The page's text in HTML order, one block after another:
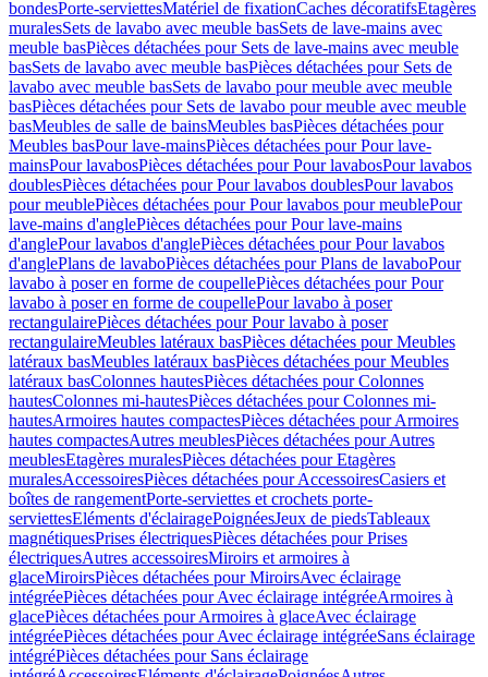
bondesPorte-serviettesMatériel de fixationCaches décoratifsEtagères
muralesSets de lavabo avec meuble basSets de lave-mains avec
meuble basPièces détachées pour Sets de lave-mains avec meuble
basSets de lavabo avec meuble basPièces détachées pour Sets de
lavabo avec meuble basSets de lavabo pour meuble avec meuble
basPièces détachées pour Sets de lavabo pour meuble avec meuble
basMeubles de salle de bainsMeubles basPièces détachées pour
Meubles basPour lave-mainsPièces détachées pour Pour lave-
mainsPour lavabosPièces détachées pour Pour lavabosPour lavabos
doublesPièces détachées pour Pour lavabos doublesPour lavabos
pour meublePièces détachées pour Pour lavabos pour meublePour
lave-mains d'anglePièces détachées pour Pour lave-mains
d'anglePour lavabos d'anglePièces détachées pour Pour lavabos
d'anglePlans de lavaboPièces détachées pour Plans de lavaboPour
lavabo à poser en forme de coupellePièces détachées pour Pour
lavabo à poser en forme de coupellePour lavabo à poser
rectangulairePièces détachées pour Pour lavabo à poser
rectangulaireMeubles latéraux basPièces détachées pour Meubles
latéraux basMeubles latéraux basPièces détachées pour Meubles
latéraux basColonnes hautesPièces détachées pour Colonnes
hautesColonnes mi-hautesPièces détachées pour Colonnes mi-
hautesArmoires hautes compactesPièces détachées pour Armoires
hautes compactesAutres meublesPièces détachées pour Autres
meublesEtagères muralesPièces détachées pour Etagères
muralesAccessoiresPièces détachées pour AccessoiresCasiers et
boîtes de rangementPorte-serviettes et crochets porte-
serviettesEléments d'éclairagePoignéesJeux de piedsTableaux
magnétiquesPrises électriquesPièces détachées pour Prises
électriquesAutres accessoiresMiroirs et armoires à
glaceMiroirsPièces détachées pour MiroirsAvec éclairage
intégréePièces détachées pour Avec éclairage intégréeArmoires à
glacePièces détachées pour Armoires à glaceAvec éclairage
intégréePièces détachées pour Avec éclairage intégréeSans éclairage
intégréPièces détachées pour Sans éclairage